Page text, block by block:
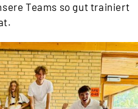
Teams so gut trainiert